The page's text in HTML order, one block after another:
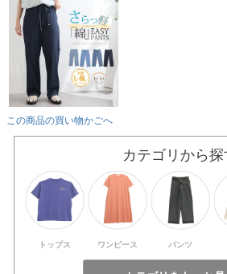
この商品の買い物かごへ
カテゴリから探
トップス ワンピース パンツ